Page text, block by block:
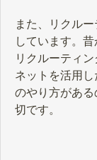
また、リクル
しています。
リクルーティ
ネットを活用
のやり方があ
切です。